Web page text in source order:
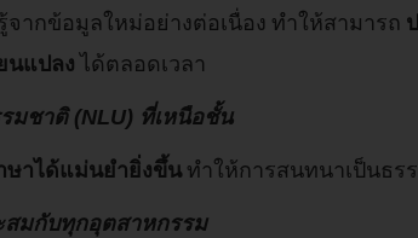
จากข้อมูลใหม่อย่างต่อเนื่อง ทำให้สามารถ
นแปลง ได้ตลอดเวลา
มชาติ (NLU) ที่เหนือชั้น
ษาได้แม่นยำยิ่งขึ้นทำให้การสนทนาเป็นธ
สมกับทุกอุตสาหกรรม